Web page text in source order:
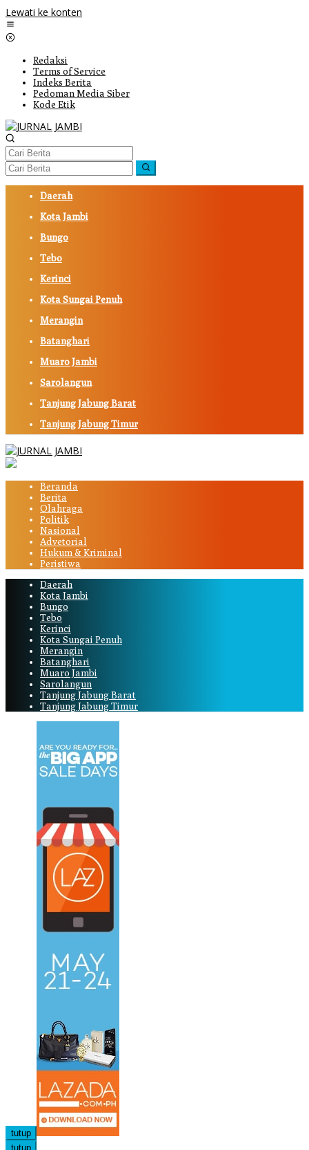
Lewati ke konten
Redaksi
Terms of Service
Indeks Berita
Pedoman Media Siber
Kode Etik
Daerah
Kota Jambi
Bungo
Tebo
Kerinci
Kota Sungai Penuh
Merangin
Batanghari
Muaro Jambi
Sarolangun
Tanjung Jabung Barat
Tanjung Jabung Timur
Beranda
Berita
Olahraga
Politik
Nasional
Advetorial
Hukum & Kriminal
Peristiwa
Daerah
Kota Jambi
Bungo
Tebo
Kerinci
Kota Sungai Penuh
Merangin
Batanghari
Muaro Jambi
Sarolangun
Tanjung Jabung Barat
Tanjung Jabung Timur
tutup
tutup